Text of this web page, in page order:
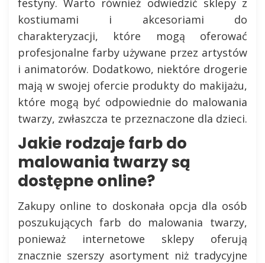
festyny. Warto również odwiedzić sklepy z
kostiumami i akcesoriami do
charakteryzacji, które mogą oferować
profesjonalne farby używane przez artystów
i animatorów. Dodatkowo, niektóre drogerie
mają w swojej ofercie produkty do makijażu,
które mogą być odpowiednie do malowania
twarzy, zwłaszcza te przeznaczone dla dzieci.
Jakie rodzaje farb do
malowania twarzy są
dostępne online?
Zakupy online to doskonała opcja dla osób
poszukujących farb do malowania twarzy,
ponieważ internetowe sklepy oferują
znacznie szerszy asortyment niż tradycyjne